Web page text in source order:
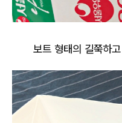
보트 형태의 길쭉하